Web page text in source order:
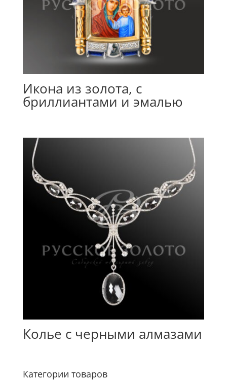
Икона из золота, с
бриллиантами и эмалью
Колье с черными алмазами
Категории товаров